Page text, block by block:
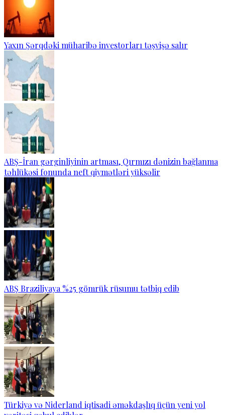
Yaxın Şərqdəki müharibə investorları təşvişə salır
ABŞ-İran gərginliyinin artması, Qırmızı dənizin bağlanma
təhlükəsi fonunda neft qiymətləri yüksəlir
ABŞ Braziliyaya %25 gömrük rüsumu tətbiq edib
Türkiyə və Niderland iqtisadi əməkdaşlıq üçün yeni yol